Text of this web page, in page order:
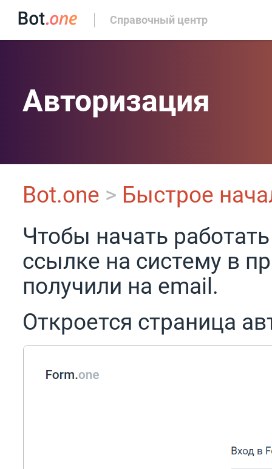
Справочный центр
Авторизация
Bot.one > Быстрое
Чтобы начать
ссылке на систему в
получили на email.
Откроется страница